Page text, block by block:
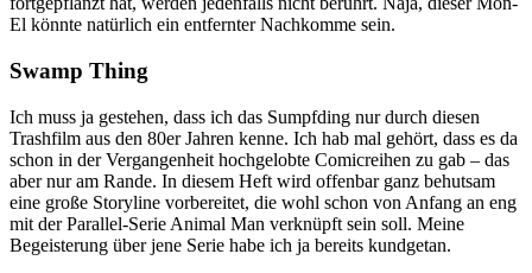
El könnte natürlich ein entfernter Nachkomme sein.
Swamp Thing
Ich muss ja gestehen, dass ich das Sumpfding nur durch diesen
Trashfilm aus den 80er Jahren kenne. Ich hab mal gehört, dass es da
schon in der Vergangenheit hochgelobte Comicreihen zu gab – das
aber nur am Rande. In diesem Heft wird offenbar ganz behutsam
eine große Storyline vorbereitet, die wohl schon von Anfang an eng
mit der Parallel-Serie Animal Man verknüpft sein soll. Meine
Begeisterung über jene Serie habe ich ja bereits kundgetan.